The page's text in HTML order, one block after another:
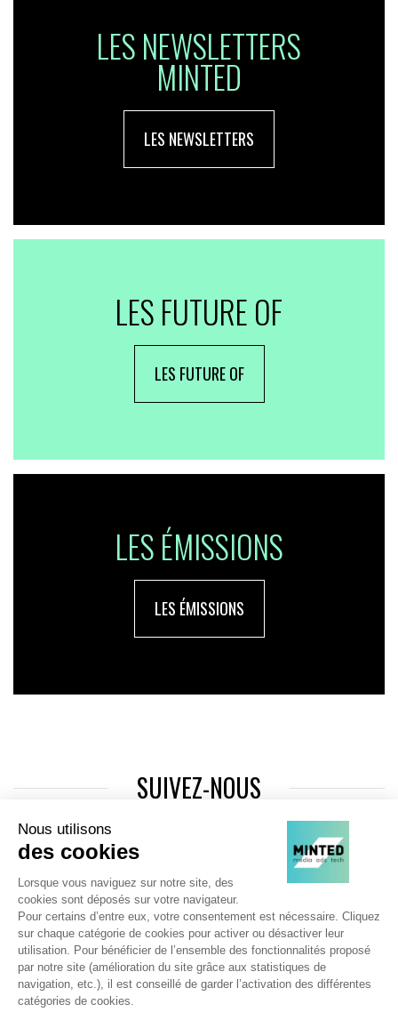
LES NEWSLETTERS
MINTED
LES NEWSLETTERS
LES FUTURE OF
LES FUTURE OF
LES ÉMISSIONS
LES ÉMISSIONS
SUIVEZ-NOUS